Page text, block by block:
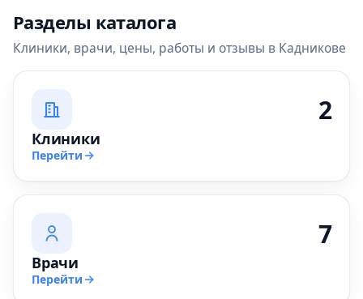
Разделы каталога
Клиники, врачи, цены, работы и отзывы в Кадникове
2
Клиники
Перейти
7
Врачи
Перейти